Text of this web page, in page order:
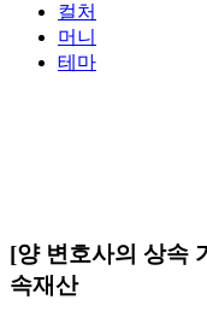
컬처
머니
테마
[양 변호사의 상속
속재산